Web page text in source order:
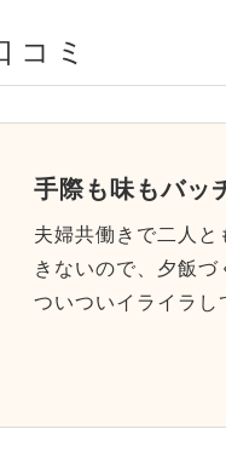
コミ
手際も味もバッ
夫婦共働きで二人
きないので、夕飯
ついついイライラ